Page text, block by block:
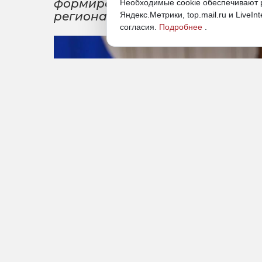
формировании
регионального бизнеса
Необходимые cookie обеспечивают
Яндекс.Метрики, top.mail.ru и
согласия. Подробнее